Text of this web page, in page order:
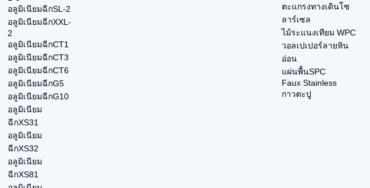
อลูมิเนียมฉีกSL-2
อลูมิเนียมฉีกXXL-
2
อลูมิเนียมฉีกCT1
อลูมิเนียมฉีกCT3
อลูมิเนียมฉีกCT6
อลูมิเนียมฉีกG5
อลูมิเนียมฉีกG10
อลูมิเนียม
ฉีกXS31
อลูมิเนียม
ฉีกXS32
อลูมิเนียม
ฉีกXS81
ตะแกรงทางเดินโซ
ลาร์เซล
ไม้ระแนงเทียม WPC
วอลเปเปอร์ลายหิน
อ่อน
แผ่นพื้นSPC
Faux Stainless
กาวตะปู